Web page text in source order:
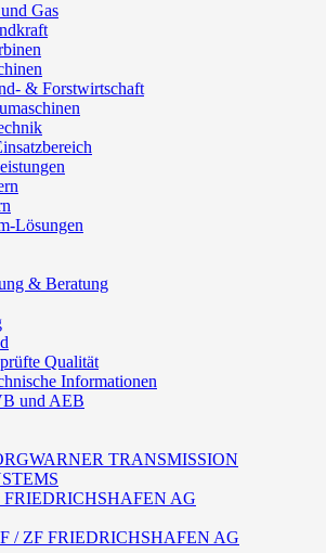
Gas
& Forstwirtschaft
Lösungen
& Beratung
Qualität
Informationen
und AEB
TRANSMISSION
FRIEDRICHSHAFEN AG
/ ZF FRIEDRICHSHAFEN AG